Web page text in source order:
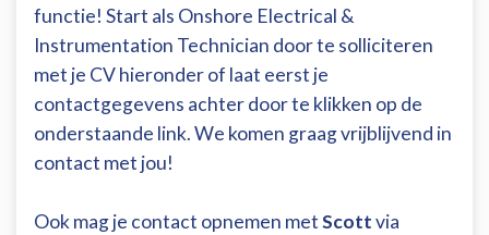
functie! Start als Onshore Electrical &
Instrumentation Technician door te solliciteren
met je CV hieronder of laat eerst je
contactgegevens achter door te klikken op de
onderstaande link. We komen graag vrijblijvend in
contact met jou!
Ook mag je contact opnemen metScottvia